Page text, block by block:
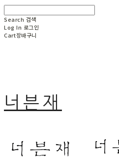
Search 검색
Log In 로그인
Cart장바구니
너븐재